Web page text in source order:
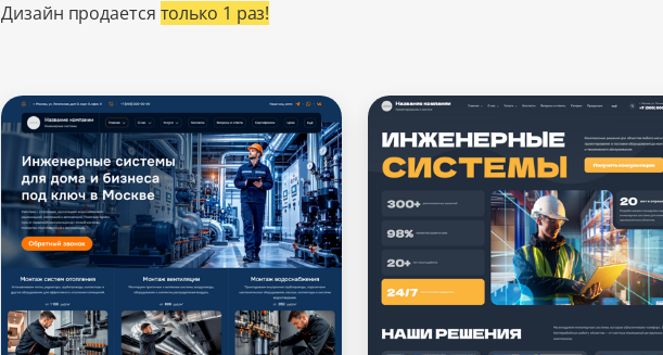
Дизайн продается только 1 раз!